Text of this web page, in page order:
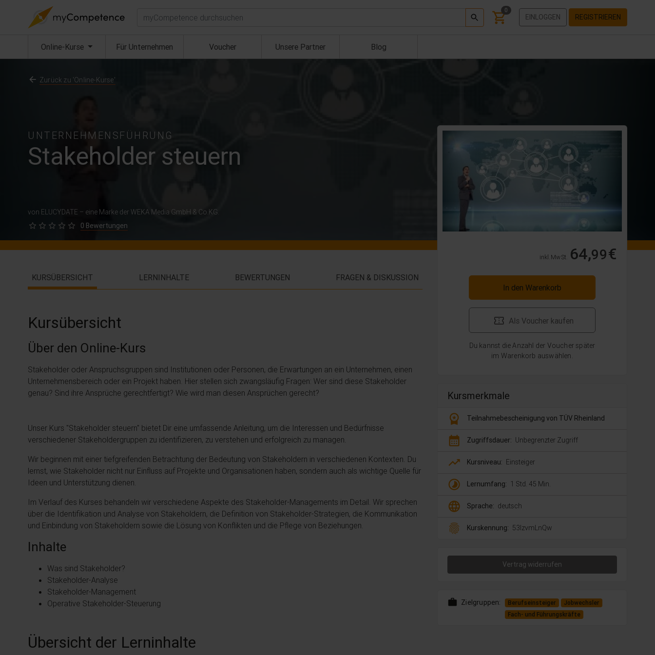
Suchen 0
EINLOGGEN REGISTRIEREN
Online-Kurse (aktuell) Für Unternehmen Voucher Unsere Partner Blog
UNTERNEHMENSFÜHRUNG
Stakeholder steuern
von ELUCYDATE – eine Marke der WEKA Media GmbH & Co.KG.
0 Bewertungen
Zurück zu 'Online-Kurse'
inkl. MwSt. 64,99€
In den Warenkorb
Als Voucher kaufen
Du kannst die Anzahl der Voucher später
im Warenkorb auswählen.
Kursmerkmale
workspace_premium Teilnahmebescheinigung von TÜV Rheinland
calendar_month Zugriffsdauer: Unbegrenzter Zugriff
trending_up Kursniveau: Einsteiger
timelapse Lernumfang: 1 Std. 45 Min.
language Sprache: deutsch
fingerprint Kurskennung: 53lzvmLnQw
Vertrag widerrufen
work Zielgruppen: Berufseinsteiger
Jobwechsler
Fach- und Führungskräfte
KURSÜBERSICHT LERNINHALTE BEWERTUNGEN FRAGEN & DISKUSSION
Kursübersicht
Über den Online-Kurs
Stakeholder oder Anspruchsgruppen sind Institutionen oder Personen, die Erwartungen an ein Unternehmen, einen
Unternehmensbereich oder ein Projekt haben. Hier stellen sich zwangsläufig Fragen: Wer sind diese Stakeholder
genau? Sind ihre Ansprüche gerechtfertigt? Wie wird man diesen Ansprüchen gerecht?
Unser Kurs "Stakeholder steuern" bietet Dir eine umfassende Anleitung, um die Interessen und Bedürfnisse
verschiedener Stakeholdergruppen zu identifizieren, zu verstehen und erfolgreich zu managen.
Wir beginnen mit einer tiefgreifenden Betrachtung der Bedeutung von Stakeholdern in verschiedenen Kontexten. Du
lernst, wie Stakeholder nicht nur Einfluss auf Projekte und Organisationen haben, sondern auch als wichtige Quelle für
Ideen und Unterstützung dienen.
Im Verlauf des Kurses behandeln wir verschiedene Aspekte des Stakeholder-Managements im Detail. Wir sprechen
über die Identifikation und Analyse von Stakeholdern, die Definition von Stakeholder-Strategien, die Kommunikation
und Einbindung von Stakeholdern sowie die Lösung von Konflikten und die Pflege von Beziehungen.
Inhalte
Was sind Stakeholder?
Stakeholder-Analyse
Stakeholder-Management
Operative Stakeholder-Steuerung
Übersicht der Lerninhalte